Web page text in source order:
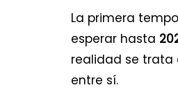
La primera
esperar hasta
realidad se trata
entre sí.